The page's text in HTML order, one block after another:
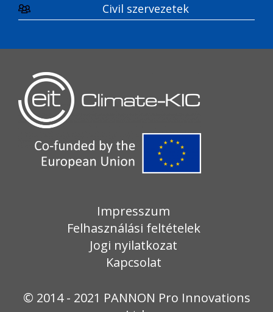
Civil szervezetek
Impresszum
Felhasználási feltételek
Jogi nyilatkozat
Kapcsolat
© 2014 - 2021 PANNON Pro Innovations